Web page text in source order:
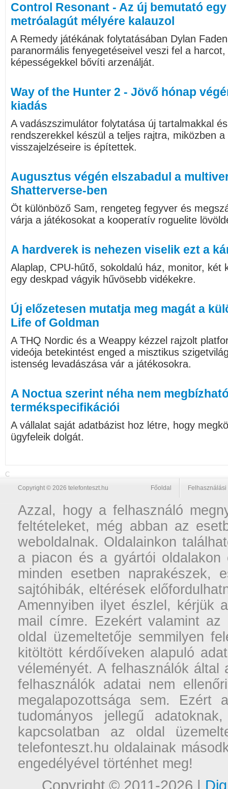
Control Resonant - Az új bemutató
metróalagút mélyére kalauzol
A Remedy játékának folytatásában Dylan
paranormális fenyegetéseivel veszi fel a
képességekkel bővíti arzenálját.
Way of the Hunter 2 - Jövő hónap
kiadás
A vadászszimulátor folytatása új tartalmakkal
rendszerekkel készül a teljes rajtra, miközben
visszajelzéseire is építettek.
Augusztus végén elszabadul a
Shatterverse-ben
Öt különböző Sam, rengeteg fegyver és
várja a játékosokat a kooperatív roguelite
A hardverek is nehezen viselik ezt a
Alaplap, CPU-hűtő, sokoldalú ház, monitor, két
egy deskpad vágyik hűvösebb vidékekre.
Új előzetesen mutatja meg magát a
Life of Goldman
A THQ Nordic és a Weappy kézzel rajzolt
videója betekintést enged a misztikus
istenség levadászása vár a játékosokra.
A Noctua szerint néha nem
termékspecifikációi
A vállalat saját adatbázist hoz létre, hogy
ügyfeleik dolgát.
C
Copyright © 2026 telefonteszt.hu Főoldal
Azzal, hogy a felhasználó
feltételeket, még abban az
weboldalnak. Oldalainkon
a piacon és a gyártói oldalakon
minden esetben naprakészek,
sajtóhibák, eltérések
Amennyiben ilyet észlel, kérjük
mail címre. Ezekért valamint
oldal üzemeltetője semmilyen
kitöltött kérdőíveken alapuló
véleményét. A felhasználók
felhasználók adatai nem
megalapozottsága sem. Ezért
tudományos jellegű
kapcsolatban az oldal
telefonteszt.hu oldalainak
engedélyével történhet meg!
Copyright © 2011-2026 |